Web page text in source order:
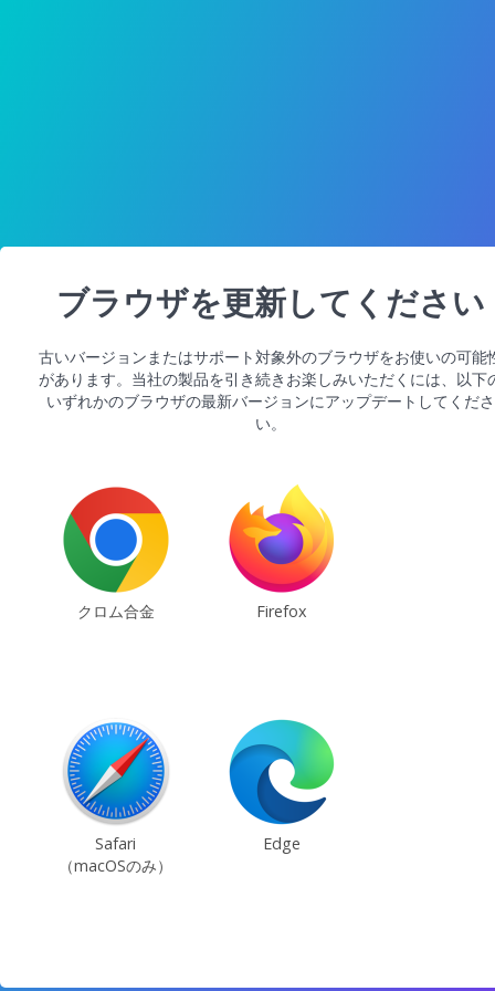
ブラウザを更新してください
古いバージョンまたはサポート対象外のブラウザをお使いの可能
があります。当社の製品を引き続きお楽しみいただくには、以下
いずれかのブラウザの最新バージョンにアップデートしてくださ
い。
クロム合金 Firefox
Safari
（macOSのみ）
Edge